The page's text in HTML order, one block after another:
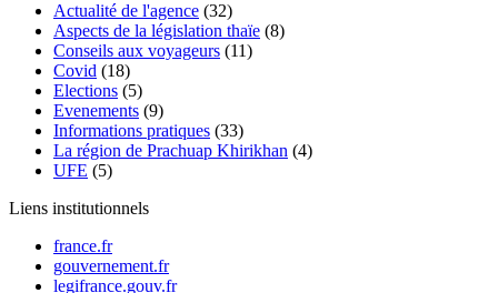
Actualité de l'agence (32)
Aspects de la législation thaïe (8)
Conseils aux voyageurs (11)
Covid (18)
Elections (5)
Evenements (9)
Informations pratiques (33)
La région de Prachuap Khirikhan (4)
UFE (5)
Liens institutionnels
france.fr
gouvernement.fr
legifrance.gouv.fr